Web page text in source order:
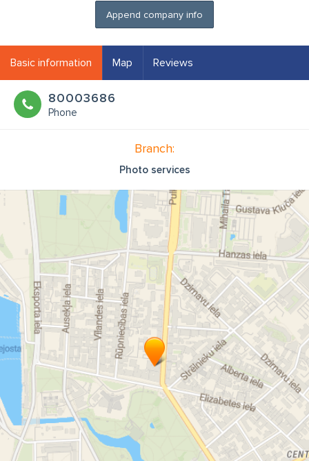
Append company info
Basic information Map Reviews
80003686
Phone
Branch:
Photo services